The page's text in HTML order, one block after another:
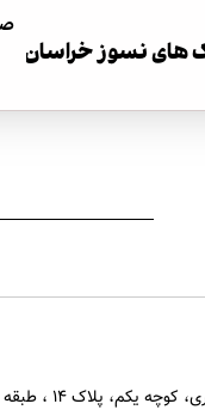
هاینسوزخراسان
تهران، بلوار میرداماد، خیابان حصاری، کوچه یکم، پلاک 14 ، طبقه